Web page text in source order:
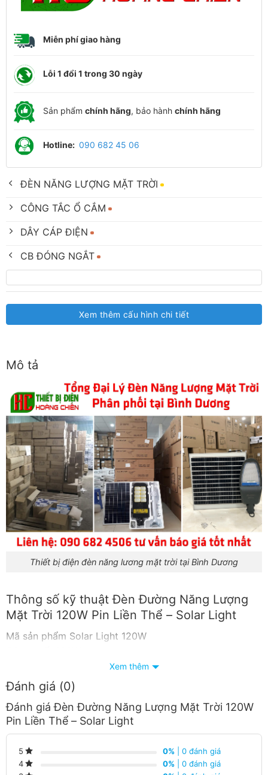
Miễn phí giao hàng
Lỗi 1 đổi 1 trong 30 ngày
Sản phẩm chính hãng, bảo hành chính hãng
Hotline: 090 682 45 06
ĐÈN NĂNG LƯỢNG MẶT TRỜI
CÔNG TẮC Ổ CẮM
DÂY CÁP ĐIỆN
CB ĐÓNG NGẮT
Mô tả
Thiết bị điện đèn năng lương mặt trời tại Bình Dương
Thông số kỹ thuật Đèn Đường Năng Lượng
Mặt Trời 120W Pin Liền Thể – Solar Light
Mã sản phẩm Solar Light 120W
Dung lượng Pin 24.000 Mah
Số bóng Led 240 chip led trong 4 khoang bóng
Diện tích chiếu sáng 90m2
Thời gian chiếu sáng 10h-12h
Tiêu chuẩn bảo vệ IP67
Kích thước đèn ( nếu có) 63cm x 23cm
Cân nặng 3.5 kg
Xem thêm
Đánh giá (0)
Đánh giá Đèn Đường Năng Lượng Mặt Trời 120W
Pin Liền Thể – Solar Light
5 0% | 0 đánh giá
4
0% | 0 đánh giá
Xem thêm cấu hình chi tiết